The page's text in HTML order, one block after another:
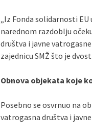
„Iz Fonda solidarnosti
narednom razdoblju
društva i javne
zajednicu SMŽ što je
Obnova objekata koje
Posebno se osvrnuo na
vatrogasna društva i